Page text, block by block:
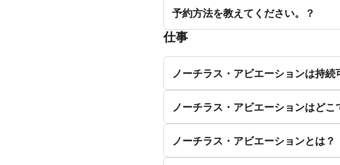
予約方法を教えてください。？
仕事
ノーチラス・アビエーションは持
ノーチラス・アビエーションはどこ
ノーチラス・アビエーションとは？